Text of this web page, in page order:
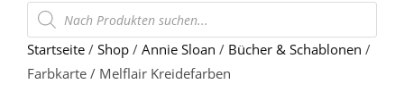
Startseite / Shop / Annie Sloan / Bücher & Schablonen /
Farbkarte / Melflair Kreidefarben